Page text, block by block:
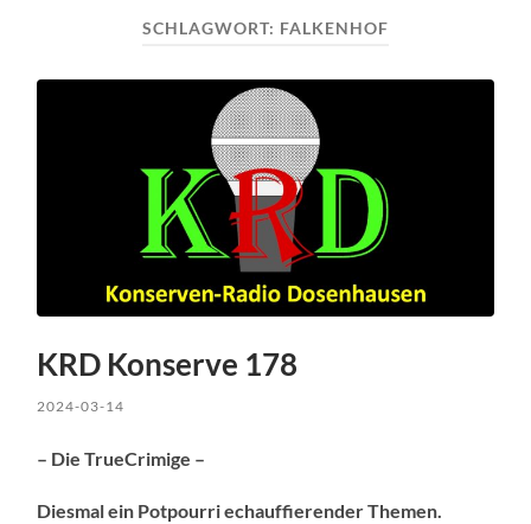
SCHLAGWORT: FALKENHOF
KRD Konserve 178
2024-03-14
– Die TrueCrimige –
Diesmal ein Potpourri echauffierender Themen.